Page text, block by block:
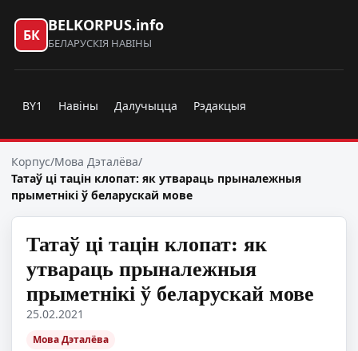
БК
BELKORPUS.info
БЕЛАРУСКІЯ НАВІНЫ
BY1 Навіны Далучыцца Рэдакцыя
Корпус/Мова Дэталёва/
Татаў ці тацін клопат: як утвараць прыналежныя
прыметнікі ў беларускай мове
Татаў ці тацін клопат: як
утвараць прыналежныя
прыметнікі ў беларускай мове
25.02.2021
Мова Дэталёва